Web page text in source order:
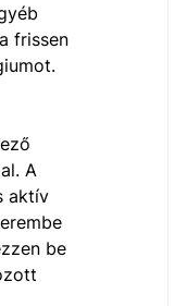
frissen
A
aktív
be